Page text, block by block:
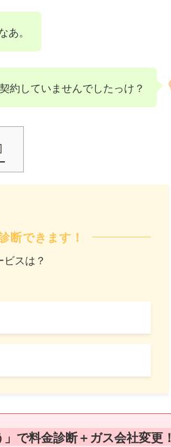
。
約していませんでしたっけ？
]
断できます！
スは？
で料金診断＋ガス会社変更！